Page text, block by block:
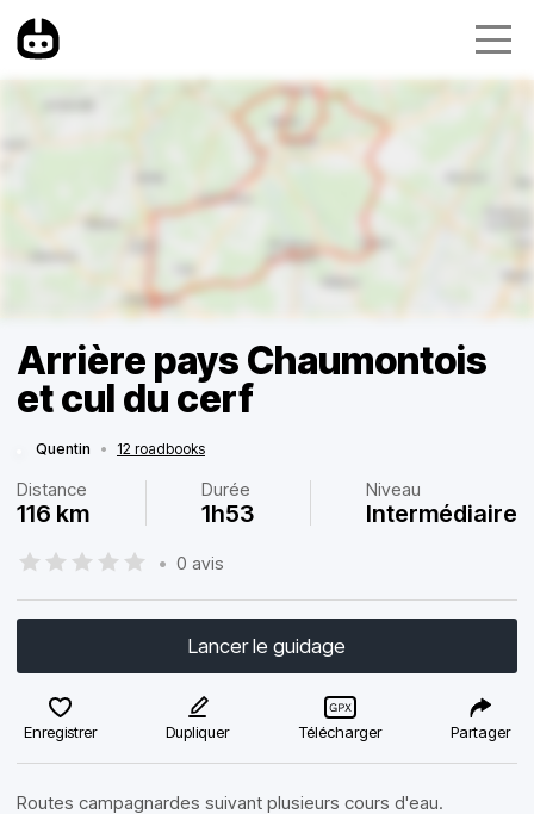
Arrière pays Chaumontois
et cul du cerf
Quentin • 12 roadbooks
Distance
116 km
Durée
1h53
Niveau
Intermédiaire
• 0 avis
Lancer le guidage
Enregistrer Dupliquer Télécharger Partager
Routes campagnardes suivant plusieurs cours d'eau.